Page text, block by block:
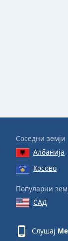
Соседни земји
Албанија
Косово
Популарни
САД
Слушај